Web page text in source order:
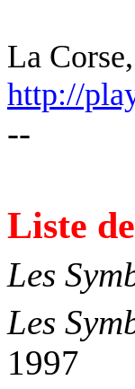
La
http://
--
Liste
Les
Les
1997